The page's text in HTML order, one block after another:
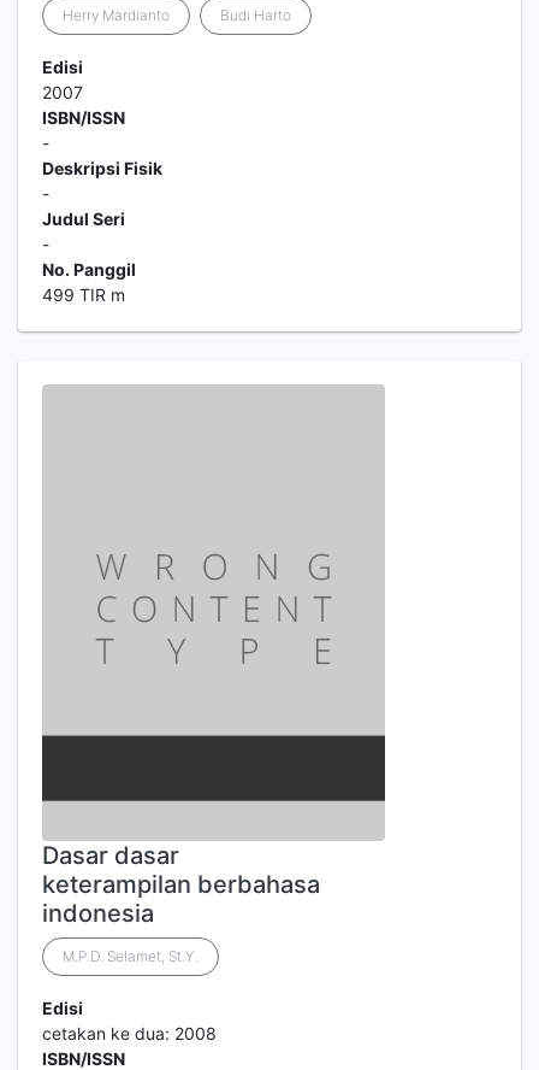
Herry Mardianto Budi Harto
Edisi
2007
ISBN/ISSN
-
Deskripsi Fisik
-
Judul Seri
-
No. Panggil
499 TIR m
Dasar dasar
keterampilan berbahasa
indonesia
M.P.D. Selamet, St.Y.
Edisi
cetakan ke dua: 2008
ISBN/ISSN